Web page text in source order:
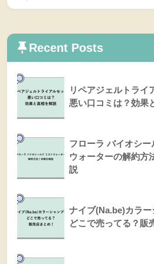
Recent Posts
リペアジェルトライ
悪い口コミは？効果
フローラ バイオシー
ウォーターの解約方
説
ナイブ(Na.be)カラ
どこで売ってる？販